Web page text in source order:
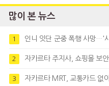
많이 본 뉴스
1 인니 잇단 군중 폭행 사망…'
2 자카르타 주지사, 쇼핑몰 보
3 자카르타 MRT, 교통카드 없